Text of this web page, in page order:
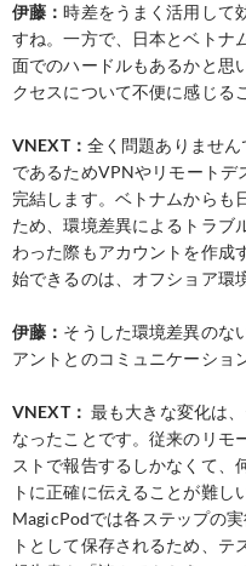
伊藤：時差をうまく活用して
すね。一方で、日本とベトナ
面でのハードルもあるかと思
クセスについて不便に感じる
VNEXT： 全く問題ありませ
であるためVPNやリモートデ
完結します。ベトナムからも
ため、環境差異によるトラブ
わった際もアカウントを作成
始できるのは、オフショア環
伊藤： そうした環境差異のな
アントとのコミュニケーショ
VNEXT： 最も大きな変化は
なったことです。従来のリモ
ストで報告するしかなくて、
トに正確に伝えることが難し
MagicPodでは各ステップの
トとして保存されるため、テ